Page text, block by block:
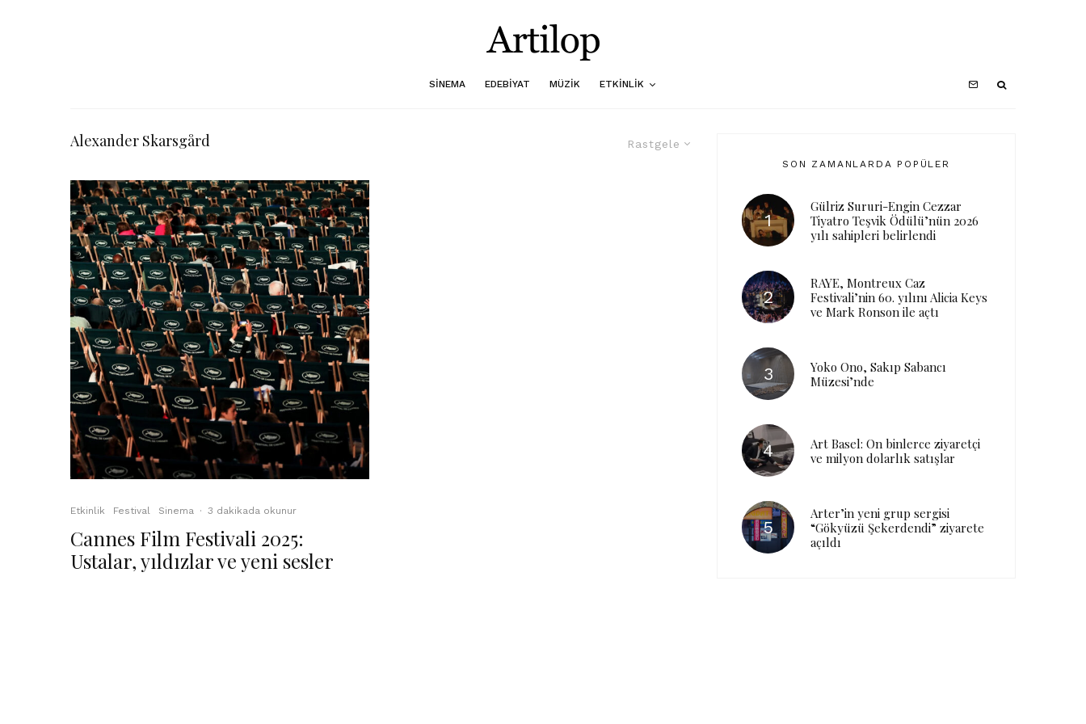
SINEMA EDEBIYAT MÜZIK ETKINLIK
Rastgele
Alexander Skarsgård
Etkinlik Festival Sinema · 3 dakikada okunur
Cannes Film Festivali 2025:
Ustalar, yıldızlar ve yeni sesler
SON ZAMANLARDA POPÜLER
Gülriz Sururi-Engin Cezzar
Tiyatro Teşvik Ödülü’nün 2026
yılı sahipleri belirlendi
RAYE, Montreux Caz
Festivali’nin 60. yılını Alicia Keys
ve Mark Ronson ile açtı
Yoko Ono, Sakıp Sabancı
Müzesi’nde
Art Basel: On binlerce ziyaretçi
ve milyon dolarlık satışlar
Arter’in yeni grup sergisi
“Gökyüzü Şekerdendi” ziyarete
açıldı